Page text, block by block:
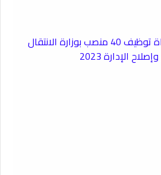
رابط التسجيل في مباراة توظيف 40 منصب بوزارة الانتقال
الإدارة 2023